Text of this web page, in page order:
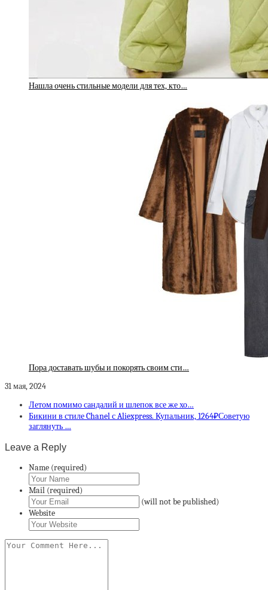
Нашла очень стильные модели для тех, кто…
Пора доставать шубы и покорять своим сти…
31 мая, 2024
Летом помимо сандалий и шлепок все же хо…
Бикини в стиле Chanel с Aliexpress. Купальник, 1264₽Советую
заглянуть …
Leave a Reply
Name (required)
Mail (required)
(will not be published)
Website